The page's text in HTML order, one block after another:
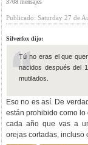
3708 mensajes
Publicado: Saturday 27 de
Silverfox dijo:
Tú no eras el que
nacidos después del
mutilados.
Eso no es así. De
están prohibido como
cada año que vas a
orejas cortadas, incluso